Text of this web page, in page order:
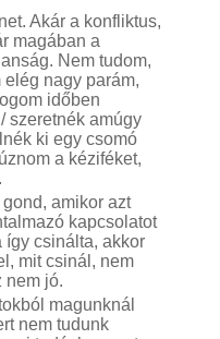
Akár a konfliktus,
magában a
Nem tudom,
nagy parám,
időben
szeretnék amúgy
ki egy csomó
a kéziféket,
amikor azt
kapcsolatot
így csinálta, akkor
mit csinál, nem
nem jó.
magunknál
nem tudunk